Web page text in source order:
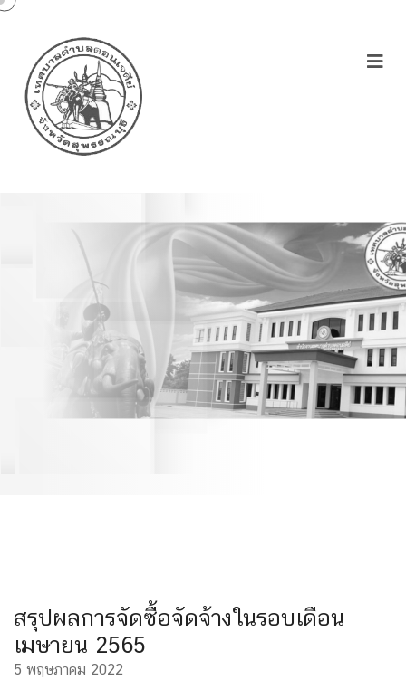
สรุปผลการจัดซื้อจัดจ้างใน
รอบเดือนเมษายน 2565
สรุปผลการจัดซื้อจัดจ้างในรอบเดือน
เมษายน 2565
5 พฤษภาคม 2022